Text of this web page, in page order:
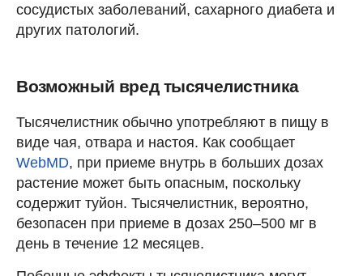
сосудистых заболеваний, сахарного диабета и
других патологий.
Возможный вред тысячелистника
Тысячелистник обычно употребляют в пищу в
виде чая, отвара и настоя. Как сообщает
WebMD, при приеме внутрь в больших дозах
растение может быть опасным, поскольку
содержит туйон. Тысячелистник, вероятно,
безопасен при приеме в дозах 250–500 мг в
день в течение 12 месяцев.